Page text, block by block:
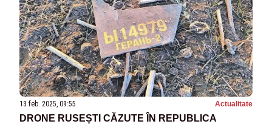
13 feb. 2025, 09:55 Actualitate
DRONE RUSEȘTI CĂZUTE ÎN REPUBLICA